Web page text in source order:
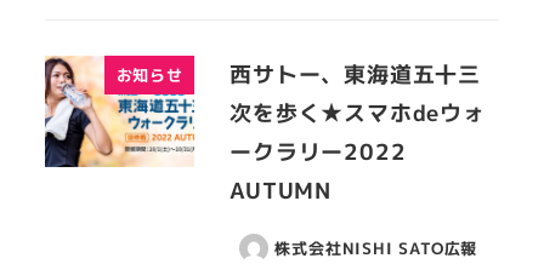
お知らせ
西サトー、東海道五十三
次を歩く★スマホdeウォ
ークラリー2022
AUTUMN
株式会社NISHI SATO広報